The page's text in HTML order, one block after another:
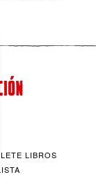
LIBROS